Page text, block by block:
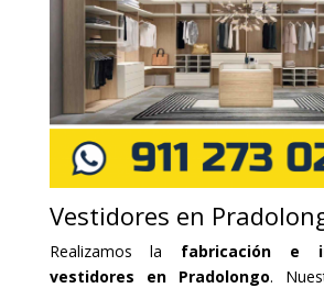
Vestidores en
Realizamos la fabricación e
vestidores en Pradolongo.